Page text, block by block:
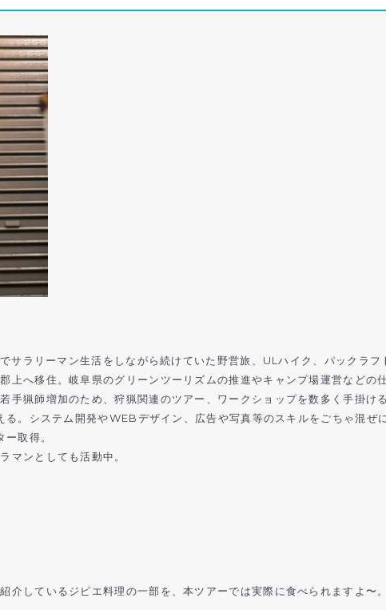
サラリーマン生活をしながら続けていた野営旅、ULハイク、パックラフ
上へ移住。岐阜県のグリーンツーリズムの推進やキャンプ場運営などの
手猟師増加のため、狩猟関連のツアー、ワークショップを数多く手掛け
。システム開発やWEBデザイン、広告や写真等のスキルをごちゃ混ぜ
取得。
マンとしても活動中。
しているジビエ料理の一部を、本ツアーでは実際に食べられますよ〜。